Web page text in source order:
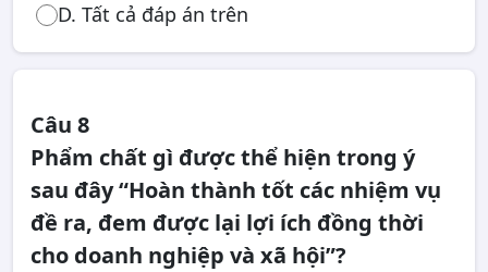
D. Tất cả đáp án trên
Câu 8
Phẩm chất gì được thể hiện trong ý
sau đây “Hoàn thành tốt các nhiệm vụ
đề ra, đem được lại lợi ích đồng thời
cho doanh nghiệp và xã hội”?